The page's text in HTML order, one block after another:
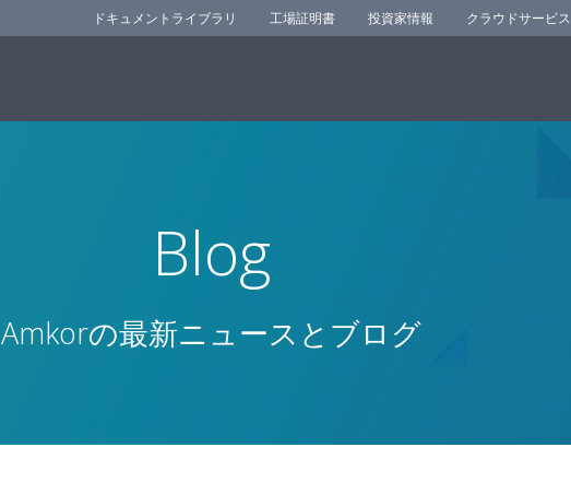
ドキュメントライブラリ 工場証明書 投資家情報 クラウドサービス
Blog
Amkorの最新ニュースとブログ